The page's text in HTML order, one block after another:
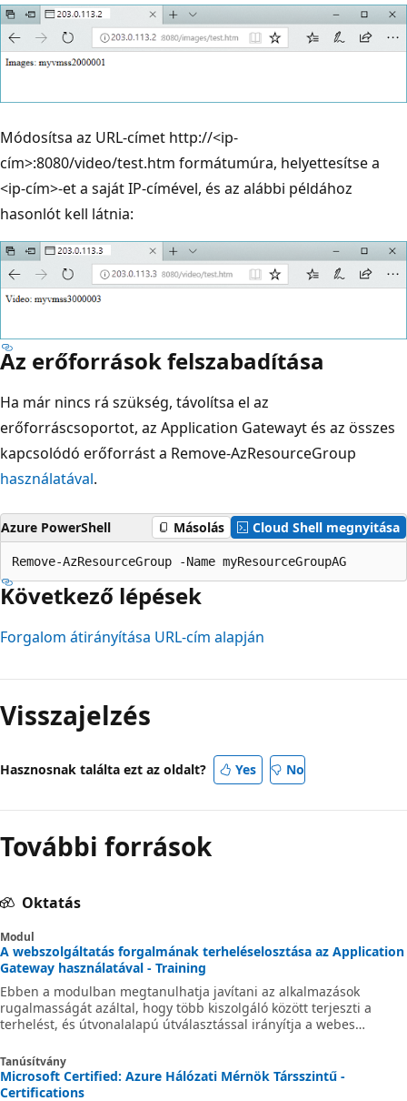
Módosítsa az URL-címet http://<ip-
cím>:8080/video/test.htm formátumúra, helyettesítse a
<ip-cím>-et a saját IP-címével, és az alábbi példához
hasonlót kell látnia:
Az erőforrások felszabadítása
Ha már nincs rá szükség, távolítsa el az
erőforráscsoportot, az Application Gatewayt és az összes
kapcsolódó erőforrást a Remove-AzResourceGroup
használatával.
Azure PowerShell Másolás Cloud Shell megnyitása
Következő lépések
Forgalom átirányítása URL-cím alapján
Visszajelzés
Hasznosnak találta ezt az oldalt? Yes No
További források
Oktatás
Modul
A webszolgáltatás forgalmának terheléselosztása az Application
Gateway használatával - Training
Ebben a modulban megtanulhatja javítani az alkalmazások
rugalmasságát azáltal, hogy több kiszolgáló között terjeszti a
terhelést, és útvonalalapú útválasztással irányítja a webes
Tanúsítvány
Microsoft Certified: Azure Hálózati Mérnök Társszintű -
Certifications